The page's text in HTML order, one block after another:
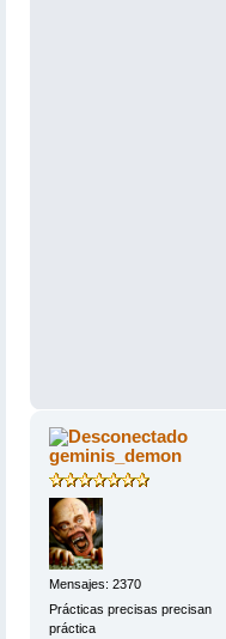
geminis_demon
Mensajes: 2370
Prácticas precisas precisan
práctica